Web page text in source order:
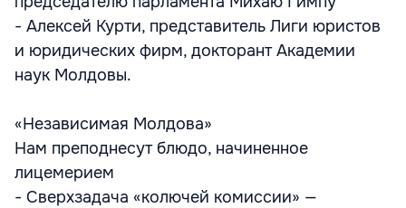
- Алексей Курти, представитель Лиги юристов
и юридических фирм, докторант Академии
наук Молдовы.
«Независимая Молдова»
Нам преподнесут блюдо, начиненное
лицемерием
- Сверхзадача «колючей комиссии» —